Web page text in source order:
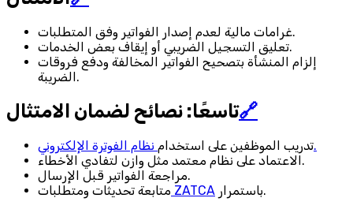
غرامات مالية لعدم إصدار الفواتير وفق المتطلبات.
تعليق التسجيل الضريبي أو إيقاف بعض الخدمات.
إلزام المنشأة بتصحيح الفواتير المخالفة ودفع فروقات
الضريبة.
تاسعًا: نصائح لضمان الامتثال🔗
تدريب الموظفين على استخدامنظام الفوترة الإلكتروني.
الاعتماد على نظام معتمد مثل وازن لتفادي الأخطاء.
مراجعة الفواتير قبل الإرسال.
متابعة تحديثات ومتطلبات ZATCA باستمرار.